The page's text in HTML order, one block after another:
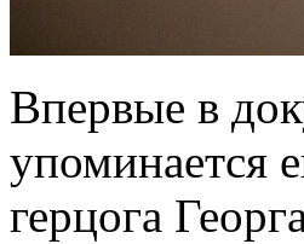
Впервые в
упоминается
герцога